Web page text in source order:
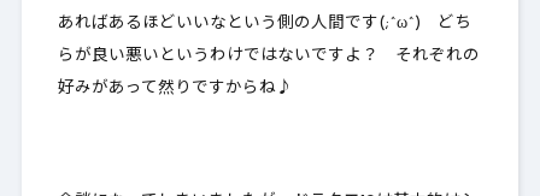
あればあるほどいいなという側の人間です(;^ω^) どち
らが良い悪いというわけではないですよ？ それぞれの
好みがあって然りですからね♪